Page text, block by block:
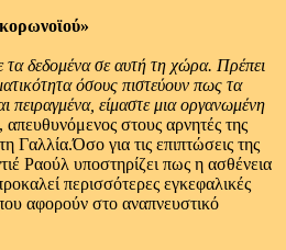
δεδομένα σε αυτή τη χώρα. Πρέπει
όσους πιστεύουν πως τα
πειραγμένα, είμαστε μια οργανωμένη
απευθυνόμενος στους αρνητές της
Γαλλία.Όσο για τις επιπτώσεις της
Ραούλ υποστηρίζει πως η ασθένεια
περισσότερες εγκεφαλικές
αφορούν στο αναπνευστικό